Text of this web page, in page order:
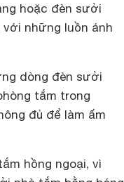
hoặc đèn sưởi
những luồn ánh
dòng đèn sưởi
tắm trong
đủ để làm ấm
hồng ngoại, vì